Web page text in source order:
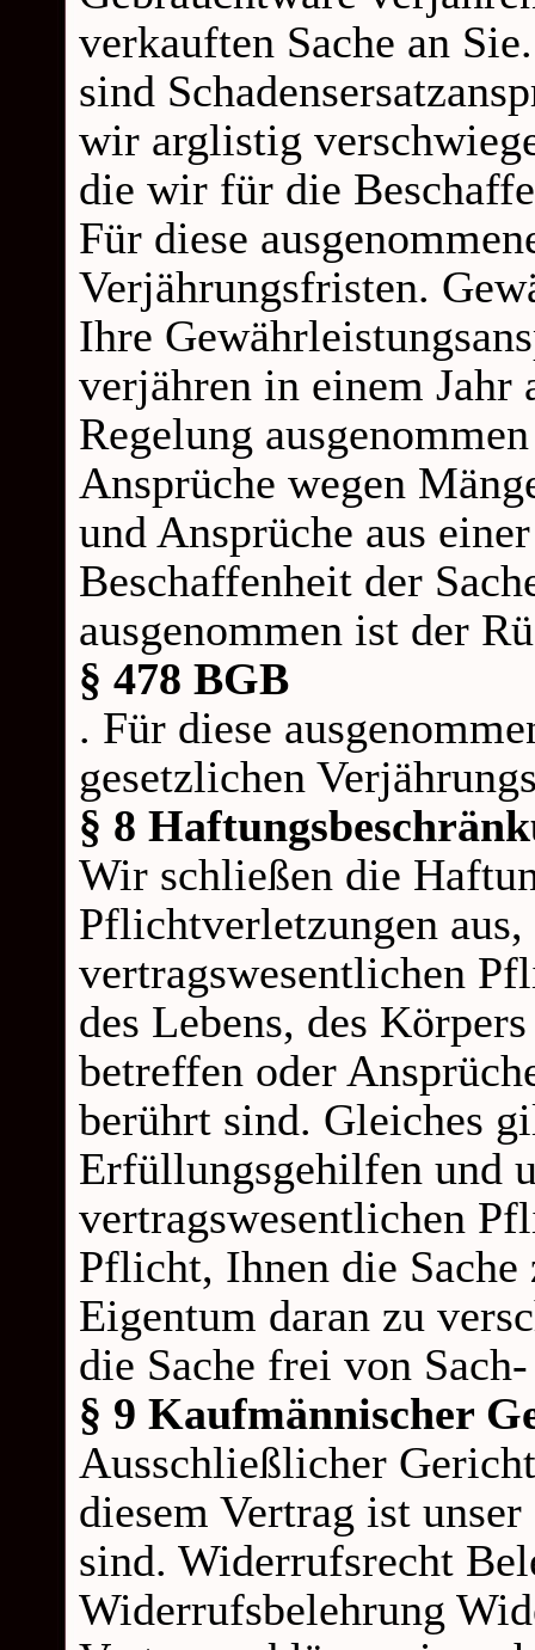
verkauften Sache an
sind
wir arglistig
die wir für die
Für diese
Verjährungsfristen.
Ihre
verjähren in einem Jahr
Regelung
Ansprüche wegen
und Ansprüche aus
Beschaffenheit der
ausgenommen ist der
§ 478 BGB
. Für diese
gesetzlichen
§ 8
Wir schließen die
Pflichtverletzungen
vertragswesentlichen
des Lebens, des
betreffen oder
berührt sind. Gleiches
Erfüllungsgehilfen und
vertragswesentlichen
Pflicht, Ihnen die Sache
Eigentum daran zu
die Sache frei von Sach-
§ 9 Kaufmännischer
Ausschließlicher
diesem Vertrag ist
sind. Widerrufsrecht
Widerrufsbelehrung